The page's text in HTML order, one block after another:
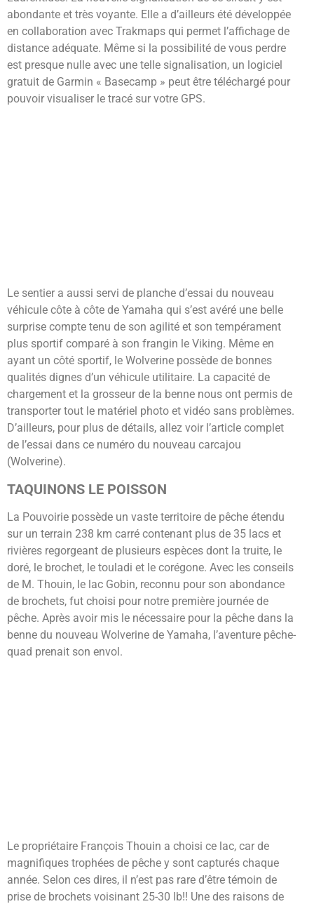
abondante et très voyante. Elle a d’ailleurs été développée
en collaboration avec Trakmaps qui permet l’affichage de
distance adéquate. Même si la possibilité de vous perdre
est presque nulle avec une telle signalisation, un logiciel
gratuit de Garmin « Basecamp » peut être téléchargé pour
pouvoir visualiser le tracé sur votre GPS.
Le sentier a aussi servi de planche d’essai du nouveau
véhicule côte à côte de Yamaha qui s’est avéré une belle
surprise compte tenu de son agilité et son tempérament
plus sportif comparé à son frangin le Viking. Même en
ayant un côté sportif, le Wolverine possède de bonnes
qualités dignes d’un véhicule utilitaire. La capacité de
chargement et la grosseur de la benne nous ont permis de
transporter tout le matériel photo et vidéo sans problèmes.
D’ailleurs, pour plus de détails, allez voir l’article complet
de l’essai dans ce numéro du nouveau carcajou
(Wolverine).
TAQUINONS LE POISSON
La Pouvoirie possède un vaste territoire de pêche étendu
sur un terrain 238 km carré contenant plus de 35 lacs et
rivières regorgeant de plusieurs espèces dont la truite, le
doré, le brochet, le touladi et le corégone. Avec les conseils
de M. Thouin, le lac Gobin, reconnu pour son abondance
de brochets, fut choisi pour notre première journée de
pêche. Après avoir mis le nécessaire pour la pêche dans la
benne du nouveau Wolverine de Yamaha, l’aventure pêche-
quad prenait son envol.
Le propriétaire François Thouin a choisi ce lac, car de
magnifiques trophées de pêche y sont capturés chaque
année. Selon ces dires, il n’est pas rare d’être témoin de
prise de brochets voisinant 25-30 lb!! Une des raisons de